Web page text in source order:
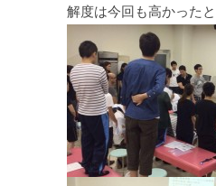
解度は今回も高かった